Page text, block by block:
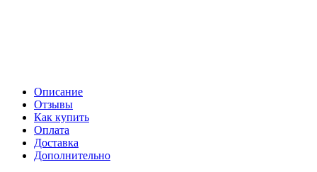
Описание
Отзывы
Как купить
Оплата
Доставка
Дополнительно